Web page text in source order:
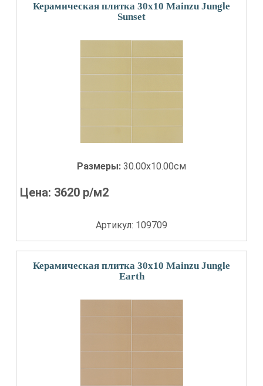
Керамическая плитка 30x10 Mainzu Jungle
Sunset
Размеры: 30.00x10.00см
Цена: 3620 р/м2
Артикул: 109709
Керамическая плитка 30x10 Mainzu Jungle
Earth